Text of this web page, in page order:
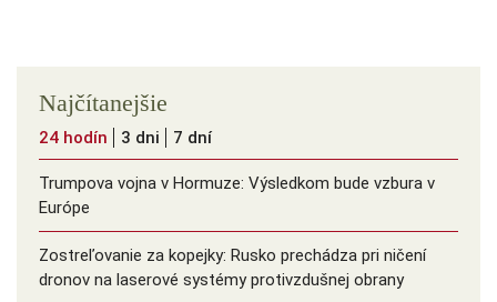
Najčítanejšie
24 hodín 3 dni 7 dní
Trumpova vojna v Hormuze: Výsledkom bude vzbura v
Európe
Zostreľovanie za kopejky: Rusko prechádza pri ničení
dronov na laserové systémy protivzdušnej obrany